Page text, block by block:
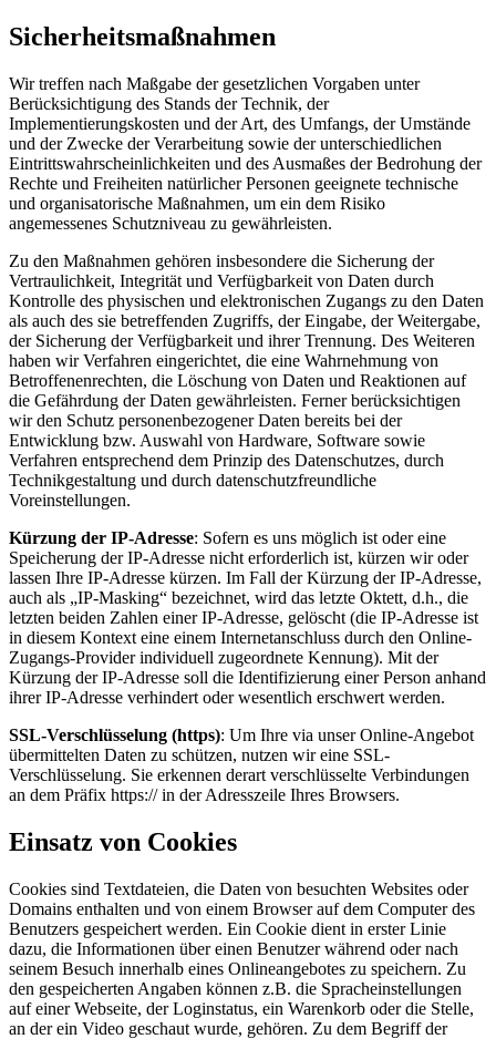
Sicherheitsmaßnahmen
Wir treffen nach Maßgabe der gesetzlichen Vorgaben unter
Berücksichtigung des Stands der Technik, der
Implementierungskosten und der Art, des Umfangs, der Umstände
und der Zwecke der Verarbeitung sowie der unterschiedlichen
Eintrittswahrscheinlichkeiten und des Ausmaßes der Bedrohung der
Rechte und Freiheiten natürlicher Personen geeignete technische
und organisatorische Maßnahmen, um ein dem Risiko
angemessenes Schutzniveau zu gewährleisten.
Zu den Maßnahmen gehören insbesondere die Sicherung der
Vertraulichkeit, Integrität und Verfügbarkeit von Daten durch
Kontrolle des physischen und elektronischen Zugangs zu den Daten
als auch des sie betreffenden Zugriffs, der Eingabe, der Weitergabe,
der Sicherung der Verfügbarkeit und ihrer Trennung. Des Weiteren
haben wir Verfahren eingerichtet, die eine Wahrnehmung von
Betroffenenrechten, die Löschung von Daten und Reaktionen auf
die Gefährdung der Daten gewährleisten. Ferner berücksichtigen
wir den Schutz personenbezogener Daten bereits bei der
Entwicklung bzw. Auswahl von Hardware, Software sowie
Verfahren entsprechend dem Prinzip des Datenschutzes, durch
Technikgestaltung und durch datenschutzfreundliche
Voreinstellungen.
Kürzung der IP-Adresse: Sofern es uns möglich ist oder eine
Speicherung der IP-Adresse nicht erforderlich ist, kürzen wir oder
lassen Ihre IP-Adresse kürzen. Im Fall der Kürzung der IP-Adresse,
auch als „IP-Masking“ bezeichnet, wird das letzte Oktett, d.h., die
letzten beiden Zahlen einer IP-Adresse, gelöscht (die IP-Adresse ist
in diesem Kontext eine einem Internetanschluss durch den Online-
Zugangs-Provider individuell zugeordnete Kennung). Mit der
Kürzung der IP-Adresse soll die Identifizierung einer Person anhand
ihrer IP-Adresse verhindert oder wesentlich erschwert werden.
SSL-Verschlüsselung (https): Um Ihre via unser Online-Angebot
übermittelten Daten zu schützen, nutzen wir eine SSL-
Verschlüsselung. Sie erkennen derart verschlüsselte Verbindungen
an dem Präfix https:// in der Adresszeile Ihres Browsers.
Einsatz von Cookies
Cookies sind Textdateien, die Daten von besuchten Websites oder
Domains enthalten und von einem Browser auf dem Computer des
Benutzers gespeichert werden. Ein Cookie dient in erster Linie
dazu, die Informationen über einen Benutzer während oder nach
seinem Besuch innerhalb eines Onlineangebotes zu speichern. Zu
den gespeicherten Angaben können z.B. die Spracheinstellungen
auf einer Webseite, der Loginstatus, ein Warenkorb oder die Stelle,
an der ein Video geschaut wurde, gehören. Zu dem Begriff der